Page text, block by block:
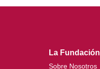
La Fundación
Sobre Nosotros